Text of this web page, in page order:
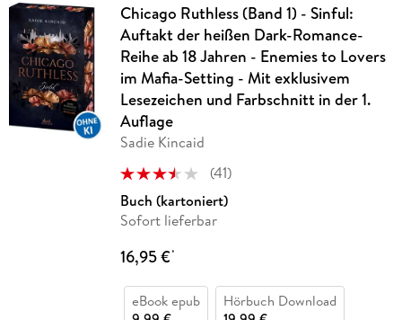
Chicago Ruthless (Band 1) - Sinful:
Auftakt der heißen Dark-Romance-
Reihe ab 18 Jahren - Enemies to Lovers
im Mafia-Setting - Mit exklusivem
Lesezeichen und Farbschnitt in der 1.
Auflage
Sadie Kincaid
(41)
Buch (kartoniert)
Sofort lieferbar
16,95 €*
eBook epub
Hörbuch Download